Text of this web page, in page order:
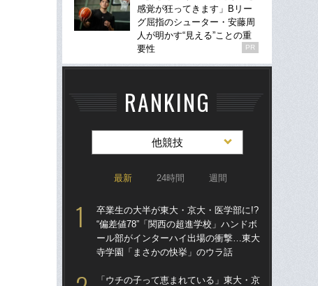
感覚が狂ってきます」Bリー
グ屈指のシューター・安藤周
人が明かす“見える”ことの重
要性
PR
RANKING
他競技
最新 24時間 週間
卒業生の大半が東大・京大・医学部に!?
“偏差値78”「関西の超進学校」ハンドボ
ール部がインターハイ出場の衝撃…東大
寺学園「まさかの快挙」のウラ話
「ウチの子って恵まれている」東大・京